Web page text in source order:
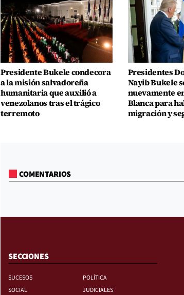
Presidente Bukele condecora
a la misión salvadoreña
humanitaria que auxilió a
venezolanos tras el trágico
terremoto
Presidentes
Nayib Bukele
nuevamente
Blanca para
migración y
COMENTARIOS
SECCIONES
SUCESOS
POLÍTICA
SOCIAL
JUDICIALES